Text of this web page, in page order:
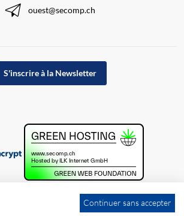
ouest@secomp.ch
S'inscrire à la Newsletter
Continuer sans accepter